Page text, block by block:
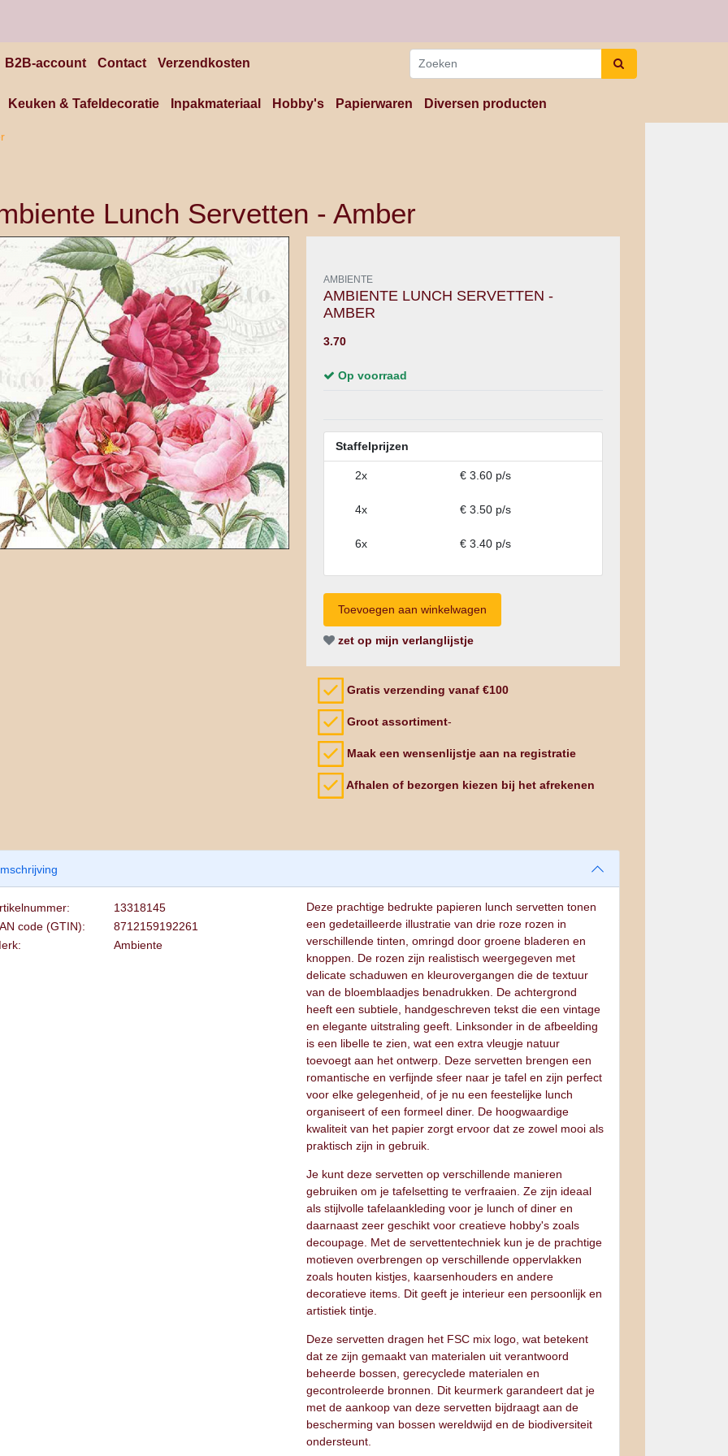
B2B-account Contact Verzendkosten
Keuken & Tafeldecoratie Inpakmateriaal Hobby's Papierwaren Diversen producten
Lunch Servetten - Amber
AMBIENTE
AMBIENTE LUNCH SERVETTEN -
AMBER
3.70
Op voorraad
Staffelprijzen
2x € 3.60 p/s
4x € 3.50 p/s
6x € 3.40 p/s
zet op mijn verlanglijstje
Gratis verzending vanaf €100
Groot assortiment-
Maak een wensenlijstje aan na registratie
Afhalen of bezorgen kiezen bij het afrekenen
13318145
code (GTIN):
8712159192261
Ambiente
Deze prachtige bedrukte papieren lunch servetten tonen
een gedetailleerde illustratie van drie roze rozen in
verschillende tinten, omringd door groene bladeren en
knoppen. De rozen zijn realistisch weergegeven met
delicate schaduwen en kleurovergangen die de textuur
van de bloemblaadjes benadrukken. De achtergrond
heeft een subtiele, handgeschreven tekst die een vintage
en elegante uitstraling geeft. Linksonder in de afbeelding
is een libelle te zien, wat een extra vleugje natuur
toevoegt aan het ontwerp. Deze servetten brengen een
romantische en verfijnde sfeer naar je tafel en zijn perfect
voor elke gelegenheid, of je nu een feestelijke lunch
organiseert of een formeel diner. De hoogwaardige
kwaliteit van het papier zorgt ervoor dat ze zowel mooi als
praktisch zijn in gebruik.
Je kunt deze servetten op verschillende manieren
gebruiken om je tafelsetting te verfraaien. Ze zijn ideaal
als stijlvolle tafelaankleding voor je lunch of diner en
daarnaast zeer geschikt voor creatieve hobby's zoals
decoupage. Met de servettentechniek kun je de prachtige
motieven overbrengen op verschillende oppervlakken
zoals houten kistjes, kaarsenhouders en andere
decoratieve items. Dit geeft je interieur een persoonlijk en
artistiek tintje.
Deze servetten dragen het FSC mix logo, wat betekent
dat ze zijn gemaakt van materialen uit verantwoord
beheerde bossen, gerecyclede materialen en
gecontroleerde bronnen. Dit keurmerk garandeert dat je
met de aankoop van deze servetten bijdraagt aan de
bescherming van bossen wereldwijd en de biodiversiteit
ondersteunt.